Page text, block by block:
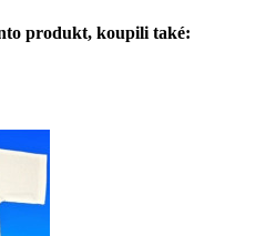
produkt, koupili také: